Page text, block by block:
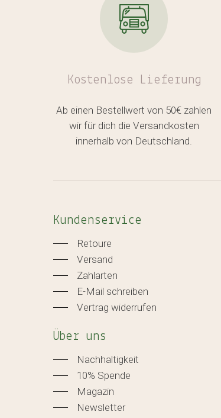
Kostenlose Lieferung
Ab einen Bestellwert von 50€ zahlen
wir für dich die Versandkosten
innerhalb von Deutschland.
Kundenservice
Retoure
Versand
Zahlarten
E-Mail schreiben
Vertrag widerrufen
Über uns
Nachhaltigkeit
10% Spende
Magazin
Newsletter